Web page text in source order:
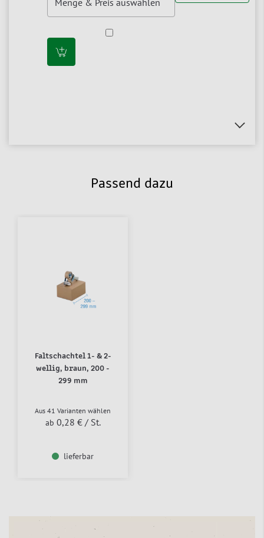
Passend dazu
Faltschachtel 1- & 2-
wellig, braun, 200 -
299 mm
Aus 41 Varianten wählen
ab 0,28 € / St.
lieferbar